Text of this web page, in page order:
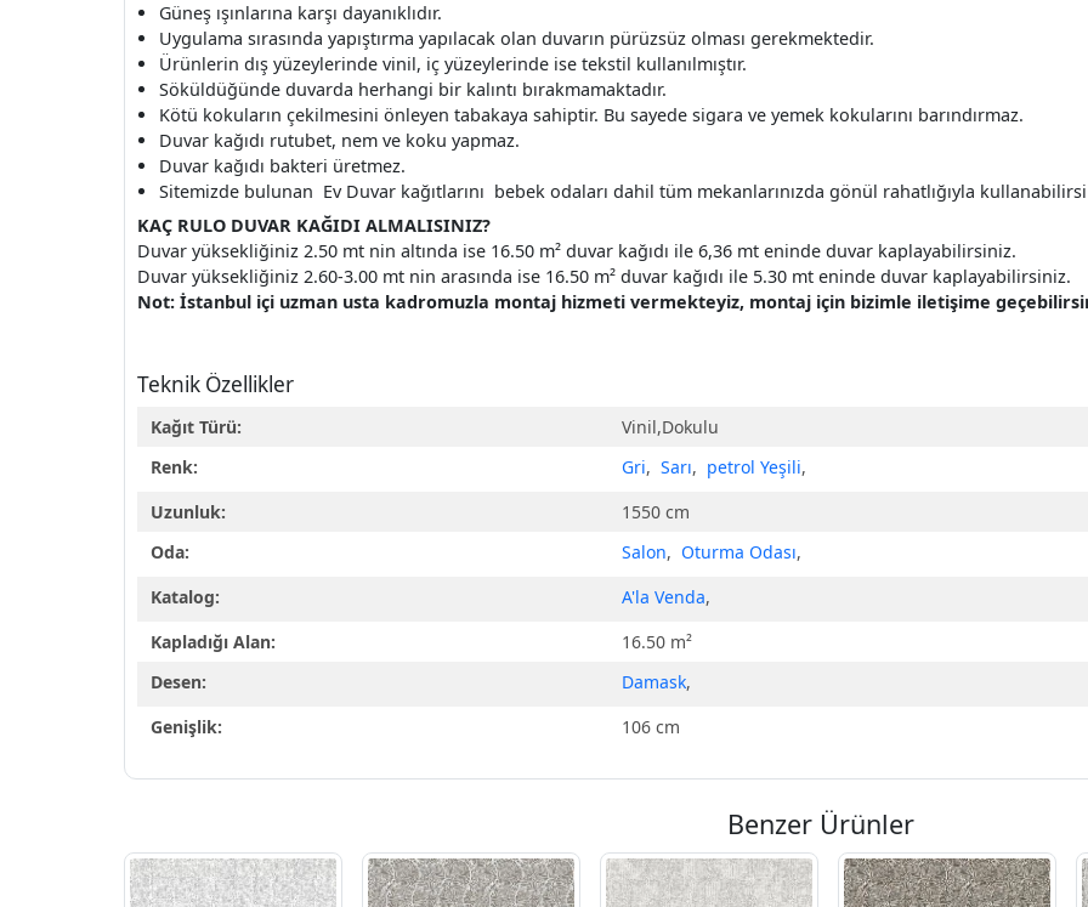
Güneş ışınlarına karşı dayanıklıdır.
Uygulama sırasında yapıştırma yapılacak olan duvarın pürüzsüz olması gerekmektedir.
Ürünlerin dış yüzeylerinde vinil, iç yüzeylerinde ise tekstil kullanılmıştır.
Söküldüğünde duvarda herhangi bir kalıntı bırakmamaktadır.
Kötü kokuların çekilmesini önleyen tabakaya sahiptir. Bu sayede sigara ve yemek kokularını barındırmaz.
Duvar kağıdı rutubet, nem ve koku yapmaz.
Duvar kağıdı bakteri üretmez.
Sitemizde bulunan Ev Duvar kağıtlarını bebek odaları dahil tüm mekanlarınızda gönül rahatlığıyla
KAÇ RULO DUVAR KAĞIDI ALMALISINIZ?
Duvar yüksekliğiniz 2.50 mt nin altında ise 16.50 m² duvar kağıdı ile 6,36 mt eninde duvar kaplayabilirsiniz.
Duvar yüksekliğiniz 2.60-3.00 mt nin arasında ise 16.50 m² duvar kağıdı ile 5.30 mt eninde duvar kaplayabilirsiniz.
Not: İstanbul içi uzman usta kadromuzla montaj hizmeti vermekteyiz, montaj için bizimle iletişime
Teknik Özellikler
Kağıt Türü:
Vinil,Dokulu
Renk:
Gri, Sarı, petrol Yeşili,
Uzunluk:
1550 cm
Oda:
Salon, Oturma Odası,
Katalog:
A'la Venda,
Kapladığı Alan:
16.50 m²
Desen:
Damask,
Genişlik:
106 cm
Benzer Ürünler